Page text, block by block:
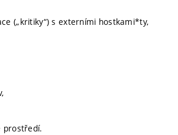
(„kritiky“) s externími hostkami*ty,
prostředí.